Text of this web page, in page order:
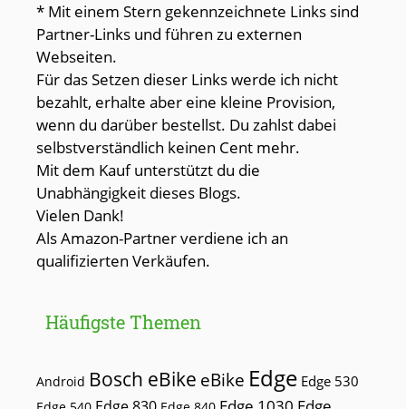
* Mit einem Stern gekennzeichnete Links sind
Partner-Links und führen zu externen
Webseiten.
Für das Setzen dieser Links werde ich nicht
bezahlt, erhalte aber eine kleine Provision,
wenn du darüber bestellst. Du zahlst dabei
selbstverständlich keinen Cent mehr.
Mit dem Kauf unterstützt du die
Unabhängigkeit dieses Blogs.
Vielen Dank!
Als Amazon-Partner verdiene ich an
qualifizierten Verkäufen.
Häufigste Themen
Android Bosch eBike eBike Edge Edge 530